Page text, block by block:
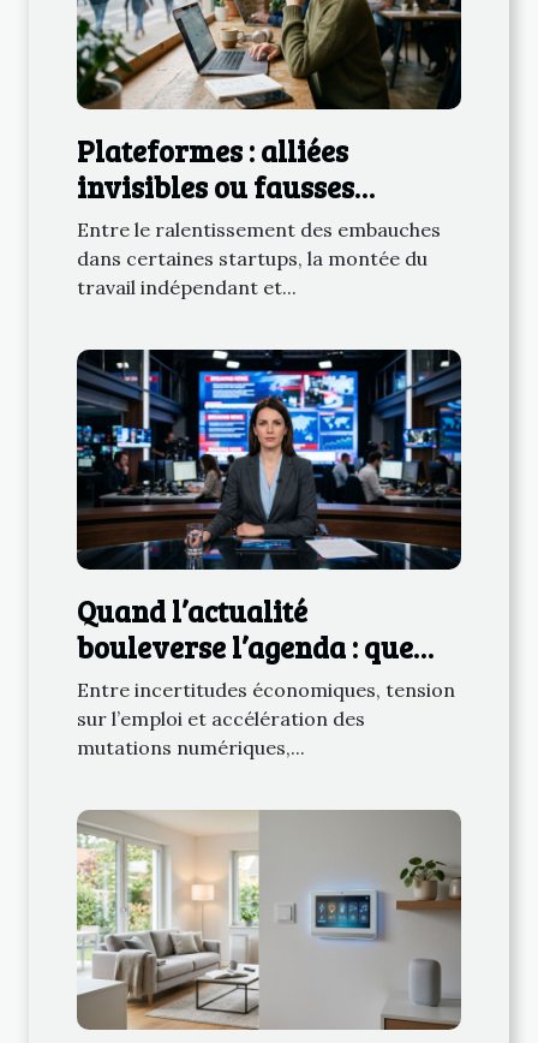
Plateformes : alliées
invisibles ou fausses
promesses pour les
freelances tech ?
Entre le ralentissement des embauches
dans certaines startups, la montée du
travail indépendant et...
Quand l’actualité
bouleverse l’agenda : que
retenir des derniers
rebondissements ?
Entre incertitudes économiques, tension
sur l’emploi et accélération des
mutations numériques,...